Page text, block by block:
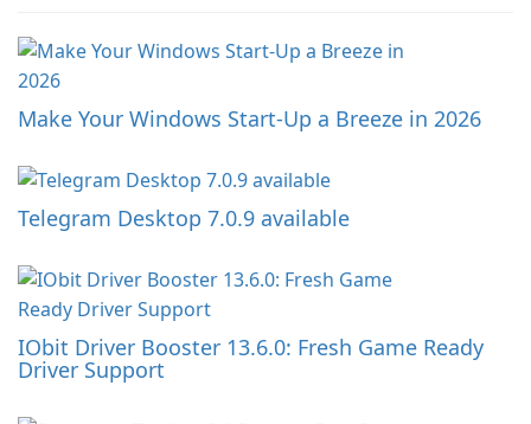
Make Your Windows Start-Up a Breeze in 2026
Telegram Desktop 7.0.9 available
IObit Driver Booster 13.6.0: Fresh Game Ready
Driver Support